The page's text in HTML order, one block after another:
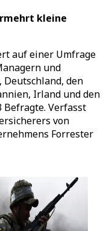
kleine
auf einer Umfrage
und
Deutschland, den
Irland und den
Befragte. Verfasst
von
Forrester